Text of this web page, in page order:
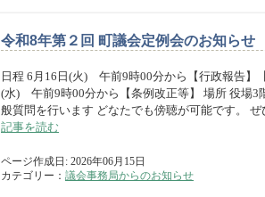
令和8年第２回 町議会定例会のお知らせ
日程 6月16日(火) 午前9時00分から【行政報告】
(水) 午前9時00分から【条例改正等】 場所 役場
般質問を行います どなたでも傍聴が可能です。
記事を読む
ページ作成日: 2026年06月15日
カテゴリー： 議会事務局からのお知らせ